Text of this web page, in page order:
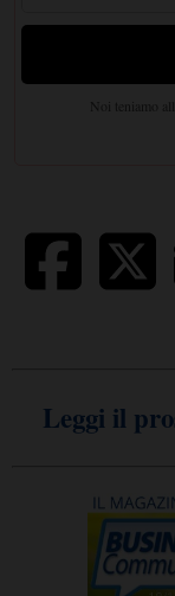
Leggi il